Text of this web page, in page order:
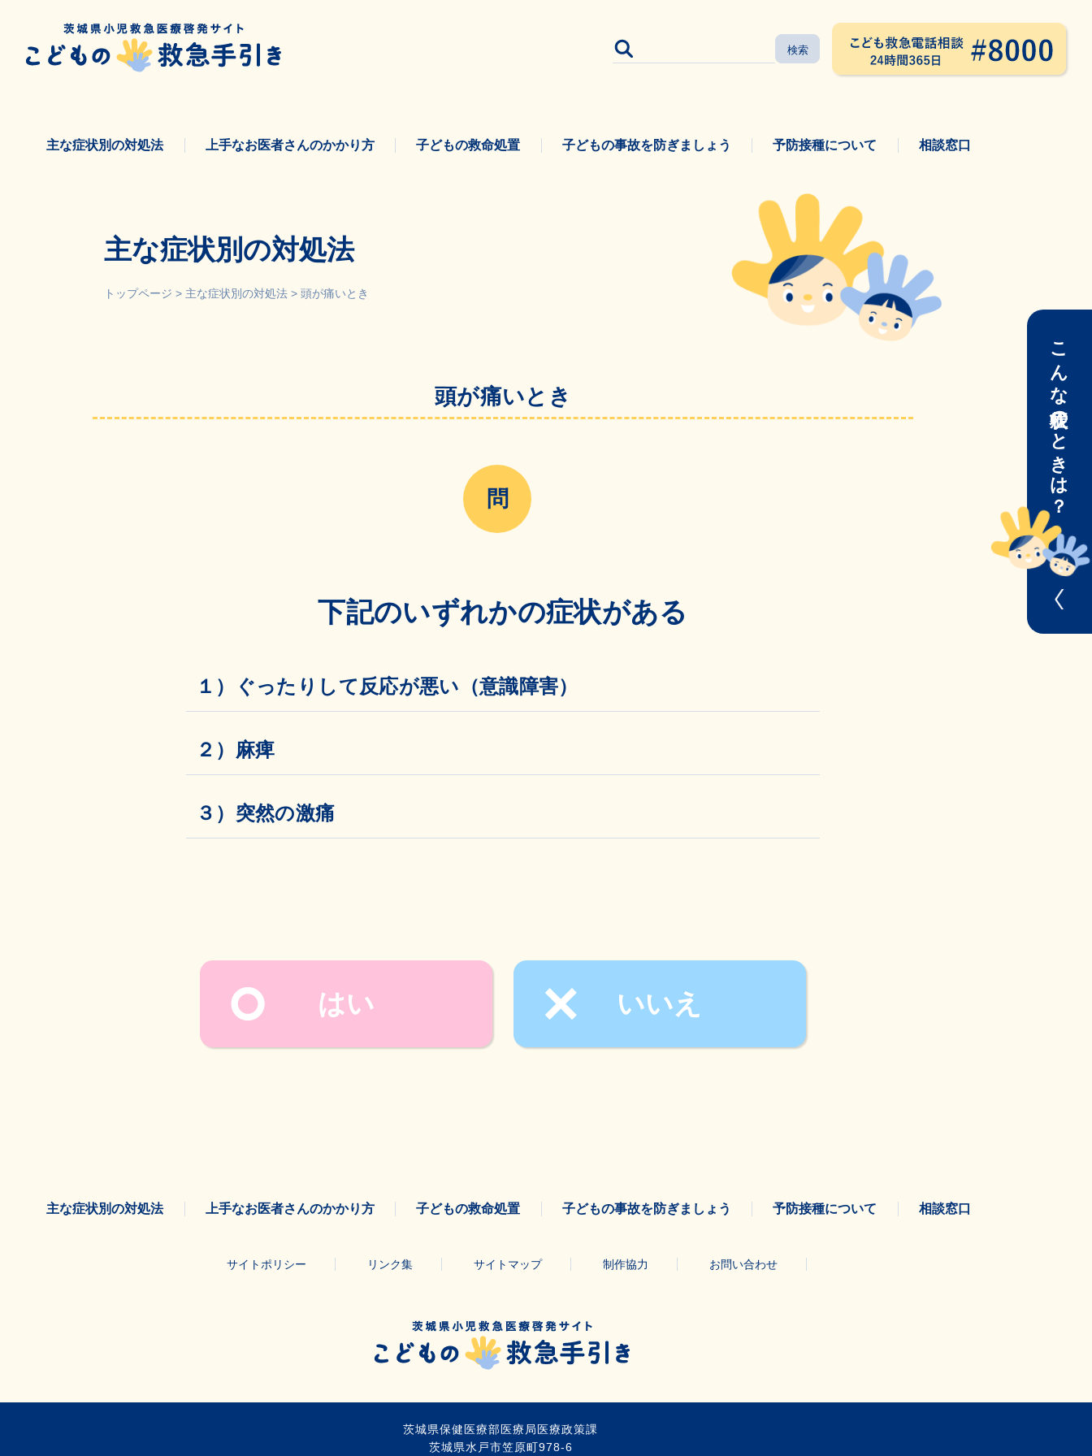
主な症状別の対処法 上手なお医者さんのかかり方 子どもの救命処置 子どもの事故を防ぎましょう 予防接種について 相談窓口
主な症状別の対処法
トップページ > 主な症状別の対処法 > 頭が痛いとき
頭が痛いとき
下記のいずれかの症状がある
１）ぐったりして反応が悪い（意識障害）
２）麻痺
３）突然の激痛
はい いいえ
主な症状別の対処法 上手なお医者さんのかかり方 子どもの救命処置 子どもの事故を防ぎましょう 予防接種について 相談窓口
こんな症状のときは？
サイトポリシー リンク集 サイトマップ 制作協力 お問い合わせ
茨城県保健医療部医療局医療政策課
茨城県水戸市笠原町978-6